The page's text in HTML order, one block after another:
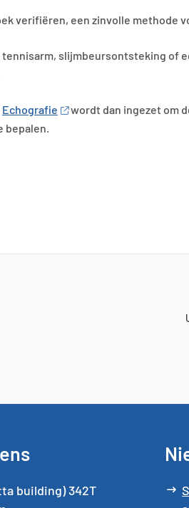
verifiëren, een zinvolle methode
tennisarm, slijmbeursontsteking of
Echografie
wordt dan ingezet om
bepalen.
building) 342T